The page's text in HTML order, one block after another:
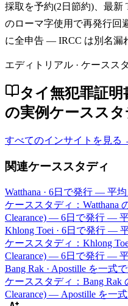
採取を予約(2日節約)、最新
のローマ字使用で再発行回
に全申告 — IRCC は別名漏
エディトリアル · ケースス
タイ無犯罪証明
の実例ケーススタ
すべてのインサイトを見る
関連ケーススタディ
Watthana · 6日で発行 — 平均
ケーススタディ：Watthana
Clearance) — 6日で発行 —
Khlong Toei · 6日で発行 —
ケーススタディ：Khlong
Clearance) — 6日で発行 —
Bang Rak · Apostille を一式
ケーススタディ：Bang Rak
Clearance) — Apostille を一